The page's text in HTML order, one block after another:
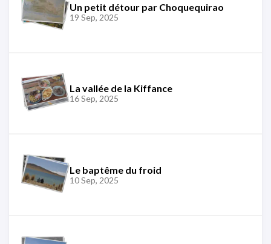
Un petit détour par Choquequirao
19 Sep, 2025
La vallée de la Kiffance
16 Sep, 2025
Le baptême du froid
10 Sep, 2025